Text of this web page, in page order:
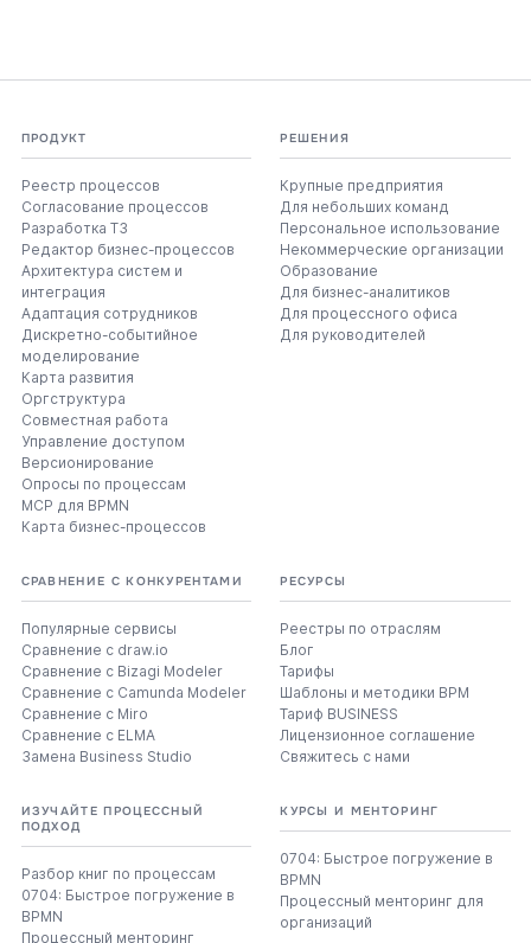
ПРОДУКТ
Реестр процессов
Согласование процессов
Разработка ТЗ
Редактор бизнес-процессов
Архитектура систем и
интеграция
Адаптация сотрудников
Дискретно-событийное
моделирование
Карта развития
Оргструктура
Совместная работа
Управление доступом
Версионирование
Опросы по процессам
MCP для BPMN
Карта бизнес-процессов
РЕШЕНИЯ
Крупные предприятия
Для небольших команд
Персональное использование
Некоммерческие организации
Образование
Для бизнес-аналитиков
Для процессного офиса
Для руководителей
СРАВНЕНИЕ С КОНКУРЕНТАМИ
Популярные сервисы
Сравнение с draw.io
Сравнение с Bizagi Modeler
Сравнение с Camunda Modeler
Сравнение с Miro
Сравнение с ELMA
Замена Business Studio
РЕСУРСЫ
Реестры по отраслям
Блог
Тарифы
Шаблоны и методики BPM
Тариф BUSINESS
Лицензионное соглашение
Свяжитесь с нами
ИЗУЧАЙТЕ ПРОЦЕССНЫЙ
ПОДХОД
Разбор книг по процессам
0704: Быстрое погружение в
BPMN
Процессный менторинг
КУРСЫ И МЕНТОРИНГ
0704: Быстрое погружение в
BPMN
Процессный менторинг для
организаций